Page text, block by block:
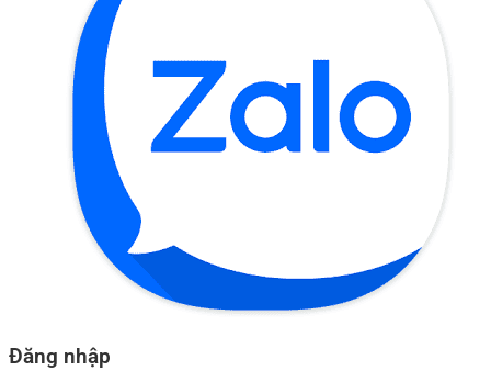
Đăng nhập